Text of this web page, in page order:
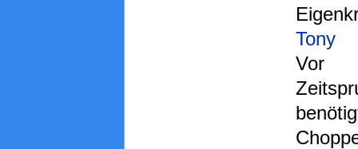
Tony